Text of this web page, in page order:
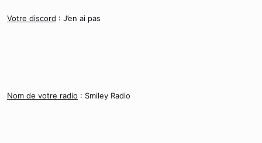
Votre discord : J’en ai pas
Nom de votre radio : Smiley Radio